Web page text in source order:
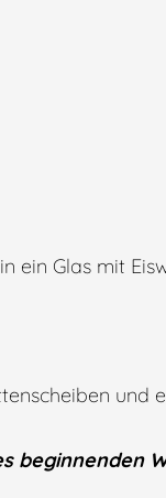
ein Glas mit
und
beginnenden